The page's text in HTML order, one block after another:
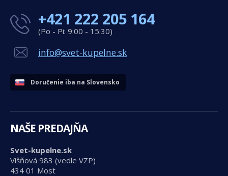
+421 222 205 164
(Po - Pi: 9:00 - 15:30)
info@svet-kupelne.sk
Doručenie iba na Slovensko
NAŠE PREDAJŇA
Svet-kupelne.sk
Višňová 983 (vedle VZP)
434 01 Most